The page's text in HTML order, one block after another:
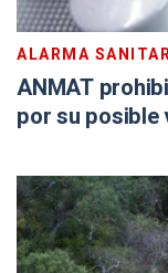
ALARMA
ANMAT
por su posible